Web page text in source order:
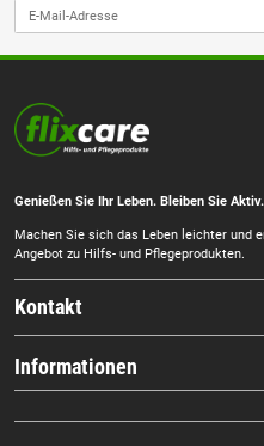
Genießen Sie Ihr Leben. Bleiben Sie Aktiv.
Machen Sie sich das Leben leichter und
Angebot zu Hilfs- und Pflegeprodukten.
Kontakt
Informationen